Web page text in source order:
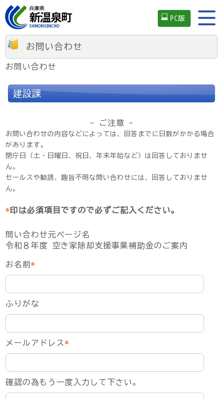
PC版
お問い合わせ
お問い合わせ
建設課
- ご注意 -
お問い合わせの内容などによっては、回答までに日数がかかる場合
があります。
閉庁日（土・日曜日、祝日、年末年始など）は回答しておりませ
ん。
セールスや勧誘、趣旨不明な問い合わせには、回答しておりませ
ん。
*印は必須項目ですので必ずご記入ください。
問い合わせ元ページ名
令和８年度 空き家除却支援事業補助金のご案内
お名前*
ふりがな
メールアドレス*
確認の為もう一度入力して下さい。